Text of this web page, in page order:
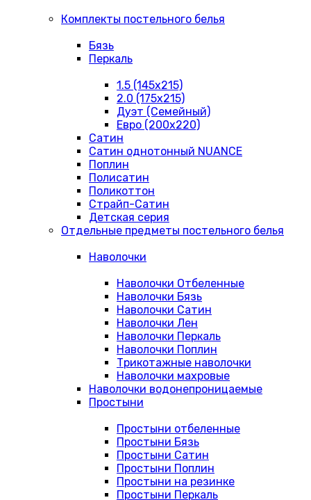
Комплекты постельного белья
Бязь
Перкаль
1.5 (145х215)
2.0 (175х215)
Дуэт (Семейный)
Евро (200х220)
Сатин
Сатин однотонный NUANCE
Поплин
Полисатин
Поликоттон
Страйп-Сатин
Детская серия
Отдельные предметы постельного белья
Наволочки
Наволочки Отбеленные
Наволочки Бязь
Наволочки Сатин
Наволочки Лен
Наволочки Перкаль
Наволочки Поплин
Трикотажные наволочки
Наволочки махровые
Наволочки водонепроницаемые
Простыни
Простыни отбеленные
Простыни Бязь
Простыни Сатин
Простыни Поплин
Простыни на резинке
Простыни Перкаль